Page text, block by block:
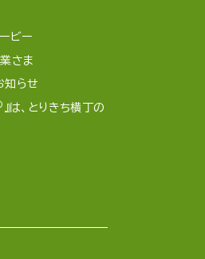
ビー
さま
知らせ
』は、とりきち横丁の